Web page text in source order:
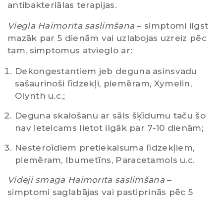
antibakteriālas terapijas.
Viegla Haimorīta saslimšana– simptomi ilgst
mazāk par 5 dienām vai uzlabojas uzreiz pēc
tam, simptomus atvieglo ar:
Dekongestantiem jeb deguna asinsvadu
sašaurinoši līdzekļi, piemēram, Xymelin,
Olynth u.c.;
Deguna skalošanu ar sāls šķīdumu taču šo
nav ieteicams lietot ilgāk par 7-10 dienām;
Nesteroīdiem pretiekaisuma līdzekļiem,
piemēram, Ibumetīns, Paracetamols u.c.
Vidēji smaga Haimorīta saslimšana–
simptomi saglabājas vai pastiprinās pēc 5